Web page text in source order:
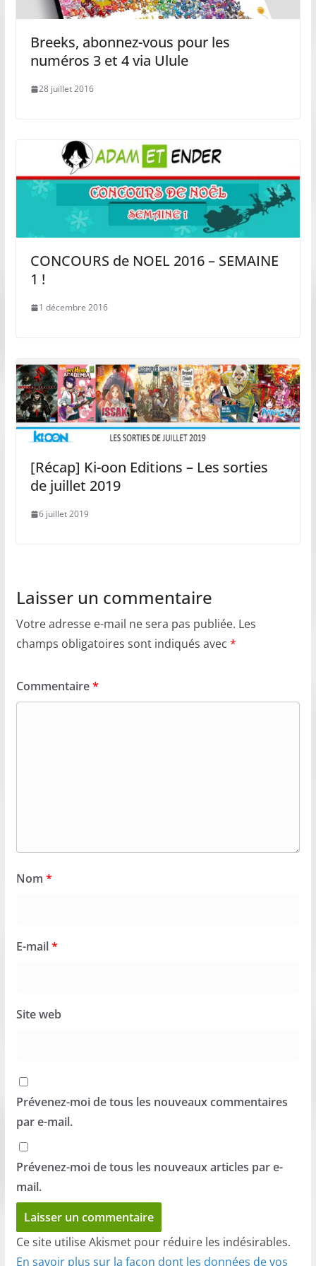
Breeks, abonnez-vous pour les
numéros 3 et 4 via Ulule
28 juillet 2016
CONCOURS de NOEL 2016 – SEMAINE
1 !
1 décembre 2016
[Récap] Ki-oon Editions – Les sorties
de juillet 2019
6 juillet 2019
Laisser un commentaire
Votre adresse e-mail ne sera pas publiée. Les
champs obligatoires sont indiqués avec *
Commentaire*
Nom *
E-mail*
Site web
Prévenez-moi de tous les nouveaux commentaires
par e-mail.
Prévenez-moi de tous les nouveaux articles par e-
mail.
Ce site utilise Akismet pour réduire les indésirables.
En savoir plus sur la façon dont les données de vos